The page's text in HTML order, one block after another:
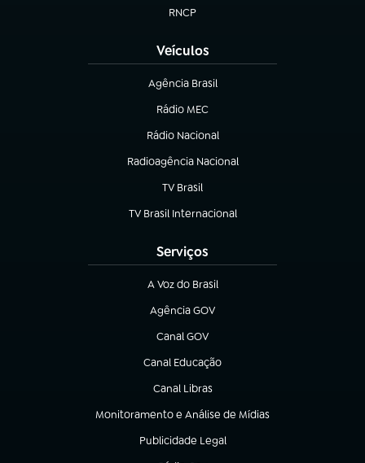
RNCP
(abre em nova aba)
Veículos
Agência Brasil
(abre em nova aba)
Rádio MEC
(abre em nova aba)
Rádio Nacional
Radioagência Nacional
(abre em nova aba)
TV Brasil
(abre em nova aba)
TV Brasil Internacional
(abre em nova aba)
Serviços
A Voz do Brasil
(abre em nova aba)
Agência GOV
(abre em nova aba)
Canal GOV
(abre em nova aba)
Canal Educação
(abre em nova aba)
Canal Libras
(abre em nova aba)
Monitoramento e Análise de Mídias
(abre em nova aba)
Publicidade Legal
(abre em nova aba)